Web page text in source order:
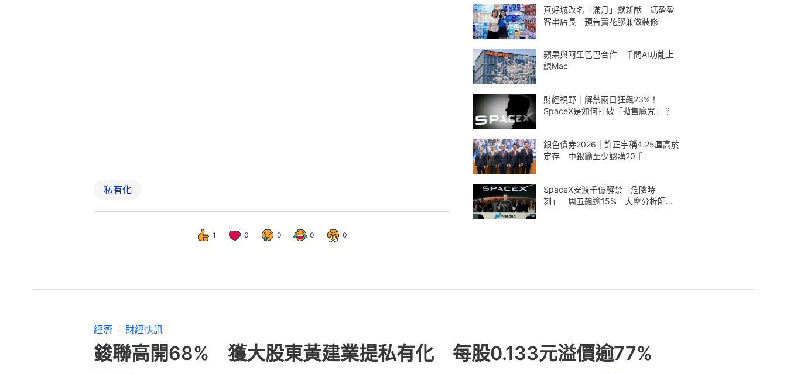
私有化
1 0 0 0 0
真好城改名「滿月」獻新猷 馮盈盈
客串店長 預告賣花膠兼做裝修
蘋果與阿里巴巴合作 千問AI功能上
線Mac
財經視野｜解禁兩日狂飆23%！
SpaceX是如何打破「拋售魔咒」？
銀色債券2026｜許正宇稱4.25厘高於
定存 中銀籲至少認購20手
SpaceX安渡千億解禁「危險時
刻」 周五飆逾15% 大摩分析師神
經濟 財經快訊
鋑聯高開68% 獲大股東黃建業提私有化 每股0.133元溢價逾77%